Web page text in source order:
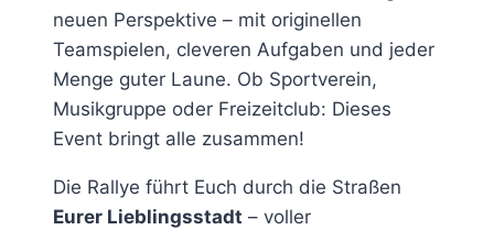
neuen Perspektive – mit originellen
Teamspielen, cleveren Aufgaben und jeder
Menge guter Laune. Ob Sportverein,
Musikgruppe oder Freizeitclub: Dieses
Event bringt alle zusammen!
Die Rallye führt Euch durch die Straßen
Eurer Lieblingsstadt – voller